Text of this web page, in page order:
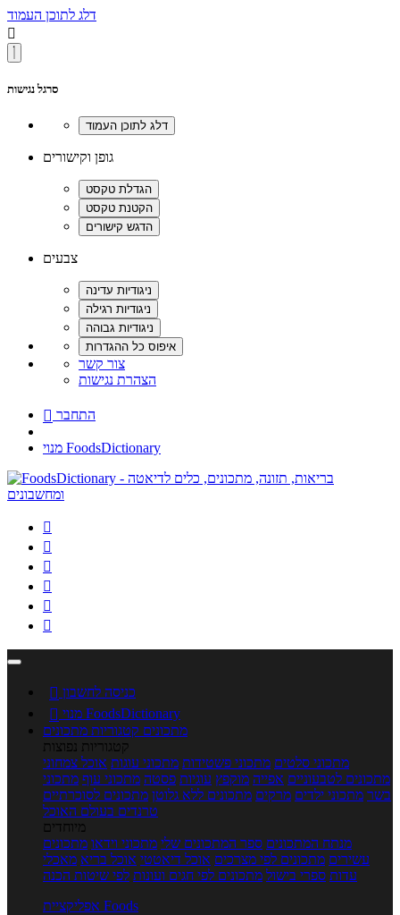
דלג לתוכן העמוד

סרגל נגישות
גופן וקישורים
צבעים
צור קשר
הצהרת נגישות
 התחבר
מנוי FoodsDictionary






 כניסה לחשבון

מנוי FoodsDictionary
מתכונים קטגוריות מתכונים
קטגוריות נפוצות
מתכוני סלטים מתכוני פשטידות מתכוני עוגות אוכל צמחוני
מתכונים לטבעוניים אפייה מוקפץ עוגיות פסטה מתכוני עוף מתכוני
בשר מתכוני ילדים מרקים מתכונים ללא גלוטן מתכונים לסוכרתיים
טרנדים בעולם האוכל
מיוחדים
מנתח המתכונים ספר המתכונים שלי מתכוני וידאו מתכונים
עשירים מתכונים לפי מצרכים אוכל דיאטטי אוכל בריא מאכלי
עדות ספרי בישול מתכונים לפי חגים ועונות לפי שיטות הכנה
אפליקציית Foods